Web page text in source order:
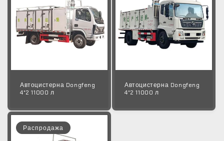
Автоцистерна Dongfeng
4*2 11000 л
Автоцистерна Dongfeng
4*2 11000 л
Распродажа